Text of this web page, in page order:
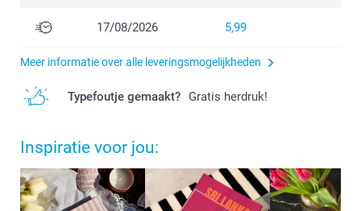
17/08/2026 5,99
Meer informatie over alle leveringsmogelijkheden
Typefoutje gemaakt? Gratis herdruk!
Inspiratie voor jou: